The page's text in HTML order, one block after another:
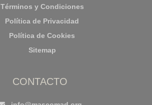
Términos y Condiciones
Política de Privacidad
Política de Cookies
Sitemap
CONTACTO